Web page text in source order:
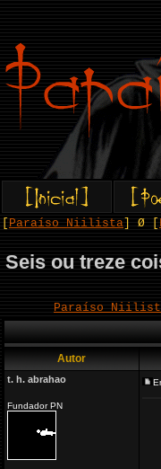
Paraíso Niilista ] Ø [
Seis ou treze
Paraíso
Autor
t. h. abrahao
Fundador PN